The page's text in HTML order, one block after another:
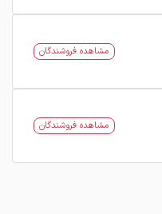
مشاهده فروشندگان
مشاهده فروشندگان